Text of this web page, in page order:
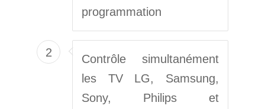
programmation
2
Contrôle simultanément
les TV LG, Samsung,
Sony, Philips et